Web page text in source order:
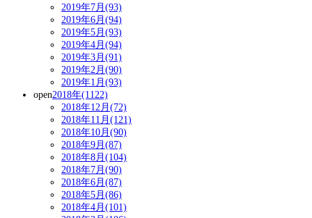
2019年7月(93)
2019年6月(94)
2019年5月(93)
2019年4月(94)
2019年3月(91)
2019年2月(90)
2019年1月(93)
open2018年(1122)
2018年12月(72)
2018年11月(121)
2018年10月(90)
2018年9月(87)
2018年8月(104)
2018年7月(90)
2018年6月(87)
2018年5月(86)
2018年4月(101)